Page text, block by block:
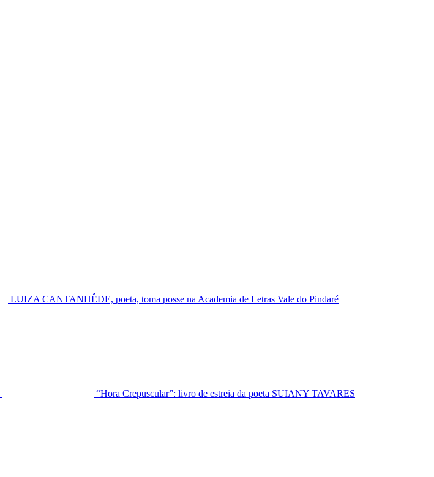
LUIZA CANTANHÊDE, poeta, toma posse na Academia de Letras Vale do Pindaré
“Hora Crepuscular”: livro de estreia da poeta SUIANY TAVARES